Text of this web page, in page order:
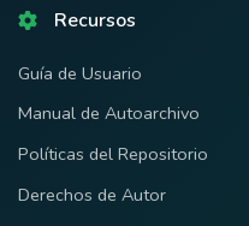
Recursos
Guía de Usuario
Manual de Autoarchivo
Políticas del Repositorio
Derechos de Autor